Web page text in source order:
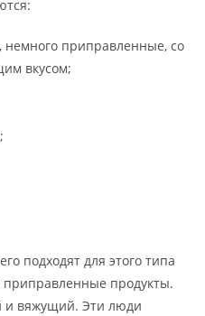
приправленные, со
вкусом;
подходят для этого типа
приправленные продукты.
и вяжущий. Эти люди